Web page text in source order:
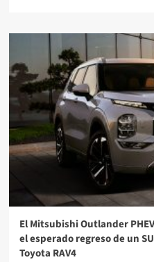
El Mitsubishi Outlander
el esperado regreso de un
Toyota RAV4